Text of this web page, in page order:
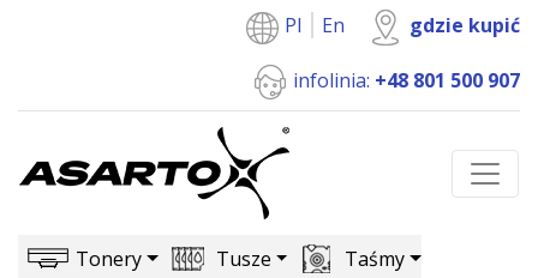
Pl En gdzie kupić
infolinia: +48 801 500 907
Tonery Tusze
Taśmy